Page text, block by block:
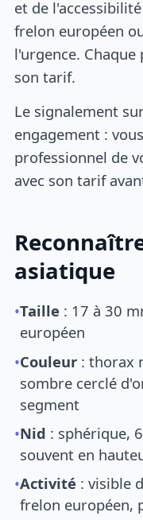
et de
frelon européen
l'urgence.
son tarif.
Le signalement
engagement :
professionnel de
avec son tarif
asiatique
•Taille : 17 à 30
européen
•Couleur : thorax
sombre cerclé
segment
•Nid : sphérique,
souvent en
•Activité : visible
frelon européen,